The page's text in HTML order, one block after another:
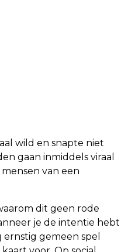
wild en snapte niet
gaan inmiddels viraal
van een
dit geen rode
je de intentie hebt
gemeen spel